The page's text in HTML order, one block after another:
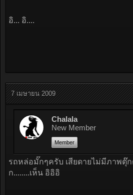
อิ... อิ....
7 เมษายน 2009
Chalala
New Member
Member
รถหล่อมั๊กๆครับ เสียดายไม่มีภาพตุ๊
ก........เห็น อิอิอิ